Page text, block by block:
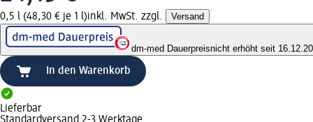
0,5 l (48,30 € je 1 l)inkl. MwSt. zzgl. Versand
dm-med Dauerpreisnicht erhöht seit
In den Warenkorb
Lieferbar